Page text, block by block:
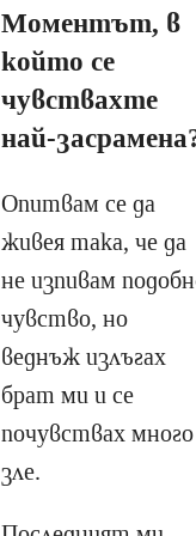
Моментът, в
който се
чувствахте
най-
Опитвам се да
живея така, че да
не изпивам
чувство, но
веднъж излъгах
брат ми и се
почувствах много
зле.